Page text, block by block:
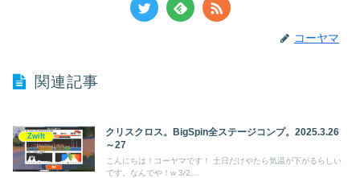
コーヤマ
関連記事
Zwift
クリスクロス。BigSpin全ステージコンプ。2025.3.26
～27
こんにちは！コーヤマです！ 土日だけやたら気温が下がるらしい
です。なんでや！w 3/2...